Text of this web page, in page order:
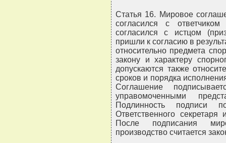
Статья 16. Мировое
согласился с ответчиком
согласился с истцом
пришли к согласию в
относительно предмета
закону и характеру
допускаются также
сроков и порядка
Соглашение
управомоченными
Подлинность подписи
Ответственного
После подписания
производство считается